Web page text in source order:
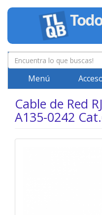
Menú
Cable de Red
A135-0242